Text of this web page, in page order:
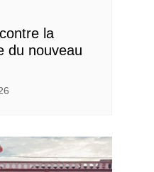
la
du nouveau